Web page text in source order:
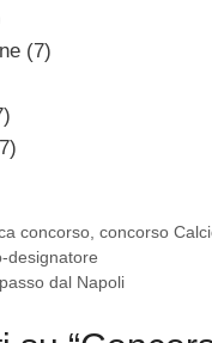
(7)
concorso ,concorso
designatore
dal Napoli